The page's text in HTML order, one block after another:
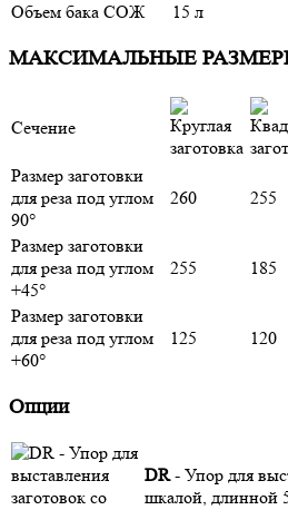
Объем бака СОЖ
15 л
МАКСИМАЛЬНЫЕ
Сечение
Размер заготовки
для реза под углом
90°
260 255
Размер заготовки
для реза под углом
+45°
255 185
Размер заготовки
для реза под углом
+60°
125 120
Опции
DR- Упор для
шкалой, длинной